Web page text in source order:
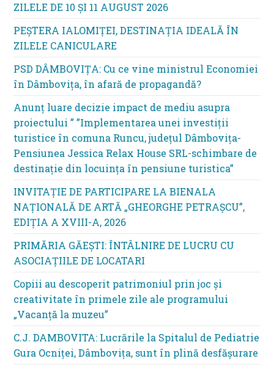
ZILELE DE 10 ȘI 11 AUGUST 2026
PEȘTERA IALOMIȚEI, DESTINAȚIA IDEALĂ ÎN
ZILELE CANICULARE
PSD DÂMBOVIȚA: Cu ce vine ministrul Economiei
în Dâmbovița, în afară de propagandă?
Anunț luare decizie impact de mediu asupra
proiectului ” ”Implementarea unei investiții
turistice în comuna Runcu, județul Dâmbovița-
Pensiunea Jessica Relax House SRL-schimbare de
destinație din locuința în pensiune turistica”
INVITAȚIE DE PARTICIPARE LA BIENALA
NAȚIONALĂ DE ARTĂ „GHEORGHE PETRAȘCU”,
EDIŢIA A XVIII-A, 2026
PRIMĂRIA GĂEȘTI: ÎNTÂLNIRE DE LUCRU CU
ASOCIAȚIILE DE LOCATARI
Copiii au descoperit patrimoniul prin joc și
creativitate în primele zile ale programului
„Vacanță la muzeu”
C.J. DAMBOVITA: Lucrările la Spitalul de Pediatrie
Gura Ocniței, Dâmbovița, sunt în plină desfășurare